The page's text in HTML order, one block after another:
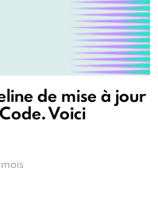
de mise à jour
Voici